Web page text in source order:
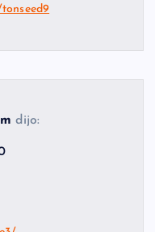
dijo: